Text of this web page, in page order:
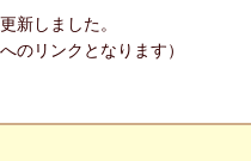
新しました。
のリンクとなります）